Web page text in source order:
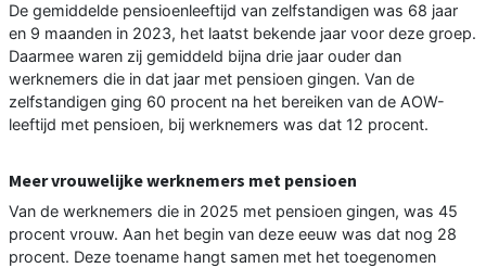
De gemiddelde pensioenleeftijd van zelfstandigen was 68 jaar
en 9 maanden in 2023, het laatst bekende jaar voor deze groep.
Daarmee waren zij gemiddeld bijna drie jaar ouder dan
werknemers die in dat jaar met pensioen gingen. Van de
zelfstandigen ging 60 procent na het bereiken van de AOW-
leeftijd met pensioen, bij werknemers was dat 12 procent.
Meer vrouwelijke werknemers met pensioen
Van de werknemers die in 2025 met pensioen gingen, was 45
procent vrouw. Aan het begin van deze eeuw was dat nog 28
procent. Deze toename hangt samen met het toegenomen